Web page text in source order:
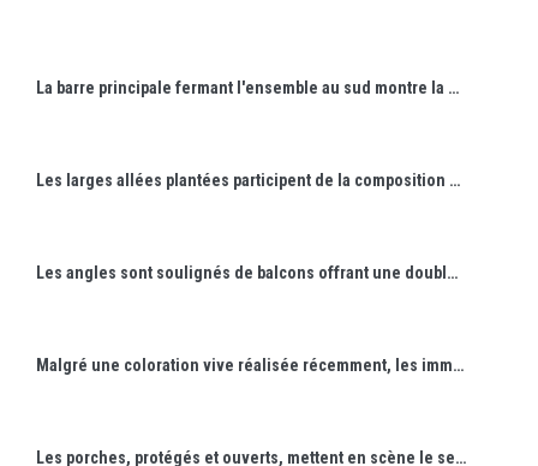
La barre principale fermant l'ensemble au sud montre la composition la plus sophistiquée.
Les larges allées plantées participent de la composition classique d'ensemble.
Les angles sont soulignés de balcons offrant une double orientation.
Malgré une coloration vive réalisée récemment, les immeubles conservent leur élégance originelle.
Les porches, protégés et ouverts, mettent en scène le seuil des immeubles.